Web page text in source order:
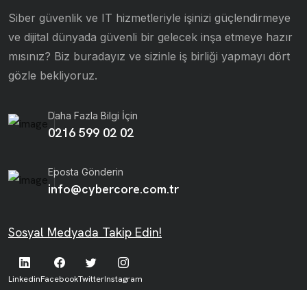
Siber güvenlik ve IT hizmetleriyle işinizi güçlendirmeye
ve dijital dünyada güvenli bir gelecek inşa etmeye hazır
mısınız? Biz buradayız ve sizinle iş birliği yapmayı dört
gözle bekliyoruz.
Daha Fazla Bilgi İçin
0216 599 02 02
Eposta Gönderin
info@cybercore.com.tr
Sosyal Medyada Takip Edin!
LinkedinFacebookTwitterInstagram